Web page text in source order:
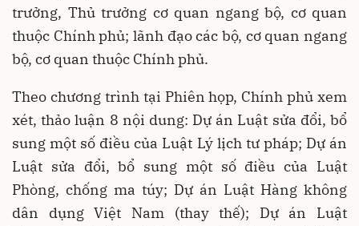
trưởng, Thủ trưởng cơ quan ngang bộ, cơ quan
thuộc Chính phủ; lãnh đạo các bộ, cơ quan ngang
bộ, cơ quan thuộc Chính phủ.
Theo chương trình tại Phiên họp, Chính phủ xem
xét, thảo luận 8 nội dung: Dự án Luật sửa đổi, bổ
sung một số điều của Luật Lý lịch tư pháp; Dự án
Luật sửa đổi, bổ sung một số điều của Luật
Phòng, chống ma túy; Dự án Luật Hàng không
dân dụng Việt Nam (thay thế); Dự án Luật